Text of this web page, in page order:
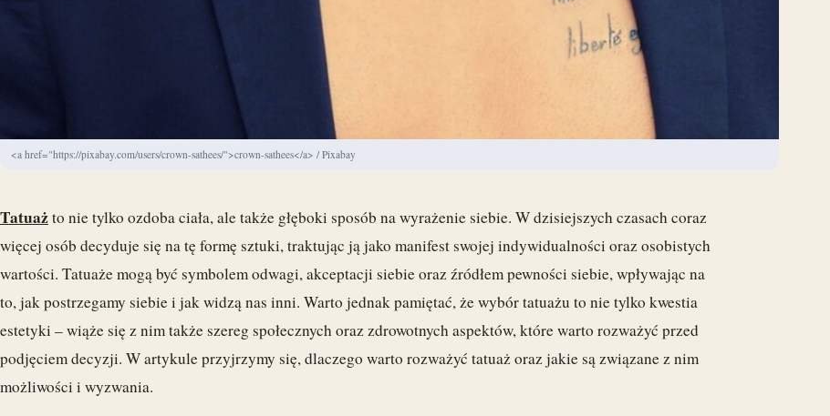
<a href="https://pixabay.com/users/crown-sathees/">crown-sathees</a> / Pixabay
Tatuażto nie tylko ozdoba ciała, ale także głęboki sposób na wyrażenie siebie. W dzisiejszych czasach coraz
więcej osób decyduje się na tę formę sztuki, traktując ją jako manifest swojej indywidualności oraz osobistych
wartości. Tatuaże mogą być symbolem odwagi, akceptacji siebie oraz źródłem pewności siebie, wpływając na
to, jak postrzegamy siebie i jak widzą nas inni. Warto jednak pamiętać, że wybór tatuażu to nie tylko kwestia
estetyki – wiąże się z nim także szereg społecznych oraz zdrowotnych aspektów, które warto rozważyć przed
podjęciem decyzji. W artykule przyjrzymy się, dlaczego warto rozważyć tatuaż oraz jakie są związane z nim
możliwości i wyzwania.